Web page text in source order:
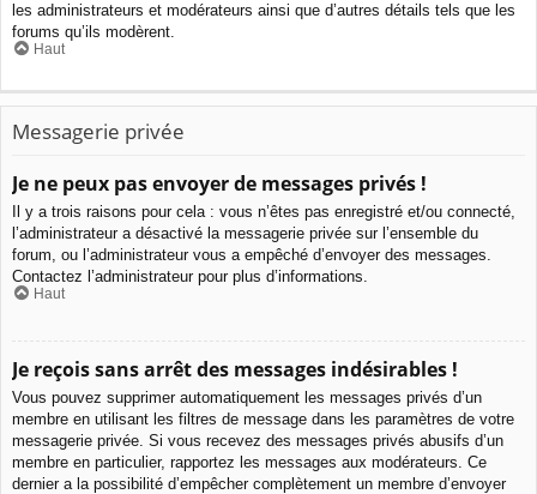
les administrateurs et modérateurs ainsi que d’autres détails tels que les
forums qu’ils modèrent.
Haut
Messagerie privée
Je ne peux pas envoyer de messages privés !
Il y a trois raisons pour cela : vous n’êtes pas enregistré et/ou connecté,
l’administrateur a désactivé la messagerie privée sur l’ensemble du
forum, ou l’administrateur vous a empêché d’envoyer des messages.
Contactez l’administrateur pour plus d’informations.
Haut
Je reçois sans arrêt des messages indésirables !
Vous pouvez supprimer automatiquement les messages privés d’un
membre en utilisant les filtres de message dans les paramètres de votre
messagerie privée. Si vous recevez des messages privés abusifs d’un
membre en particulier, rapportez les messages aux modérateurs. Ce
dernier a la possibilité d’empêcher complètement un membre d’envoyer